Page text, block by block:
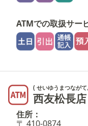
ATMでの取扱サー
( せいゆうまつなが
西友松長店
住所：
〒 410-0874